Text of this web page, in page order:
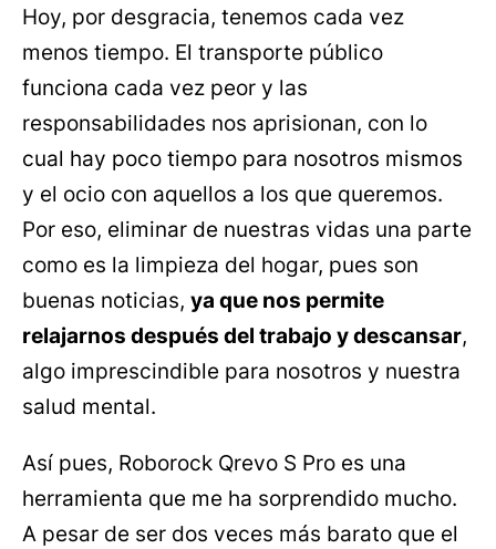
Hoy, por desgracia, tenemos cada vez
menos tiempo. El transporte público
funciona cada vez peor y las
responsabilidades nos aprisionan, con lo
cual hay poco tiempo para nosotros mismos
y el ocio con aquellos a los que queremos.
Por eso, eliminar de nuestras vidas una parte
como es la limpieza del hogar, pues son
buenas noticias, ya que nos permite
relajarnos después del trabajo y descansar,
algo imprescindible para nosotros y nuestra
salud mental.
Así pues, Roborock Qrevo S Pro es una
herramienta que me ha sorprendido mucho.
A pesar de ser dos veces más barato que el